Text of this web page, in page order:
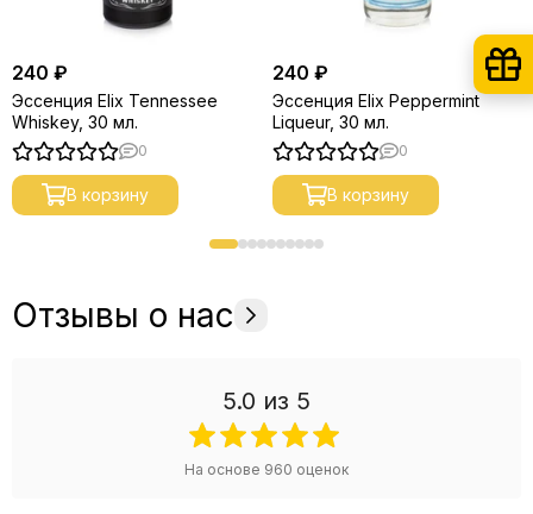
240 ₽
Эссенция Elix Tennessee
Whiskey, 30 мл.
0
В корзину
240 ₽
Эссенция Elix Peppermint
Liqueur, 30 мл.
0
В корзину
Отзывы о нас
5.0 из 5
На основе 960 оценок